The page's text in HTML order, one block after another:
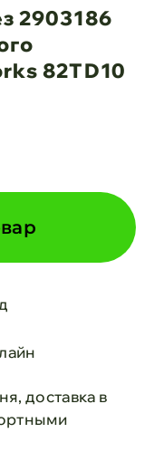
2903186
82TD10
доставка в